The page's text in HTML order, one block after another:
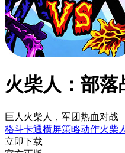
火柴人：部落
巨人火柴人，军团热血对战
格斗卡通横屏策略动作火柴人
立即下载